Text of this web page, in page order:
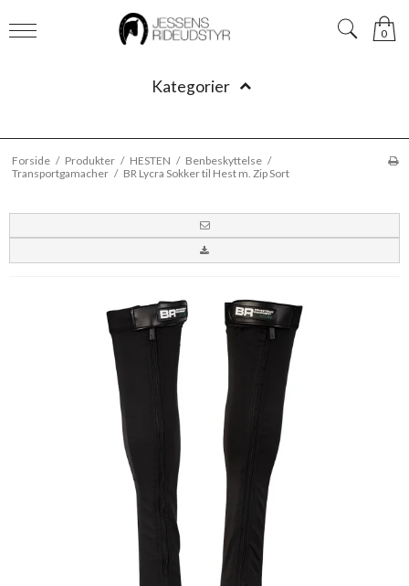
0
Kategorier
Forside / Produkter / HESTEN / Benbeskyttelse /
Transportgamacher / BR Lycra Sokker til Hest m. Zip Sort